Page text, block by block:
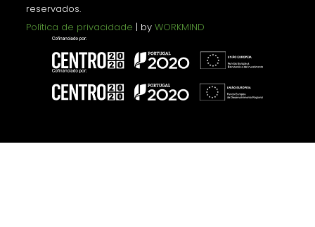
reservados.
Política de privacidade | byWORKMIND